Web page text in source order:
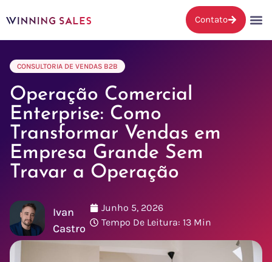
Contato
CONSULTORIA DE VENDAS B2B
Operação Comercial
Enterprise: Como
Transformar Vendas em
Empresa Grande Sem
Travar a Operação
Junho 5, 2026
Tempo De Leitura: 13 Min
Ivan
Castro